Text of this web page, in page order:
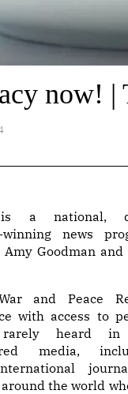
now! |
is a national,
winning news
Goodman and
and Peace
with access to
rarely heard
media,
the world